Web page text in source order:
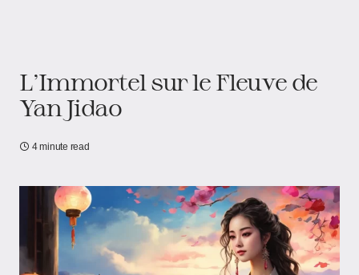
L'Immortel sur le Fleuve de
Yan Jidao
4 minute read